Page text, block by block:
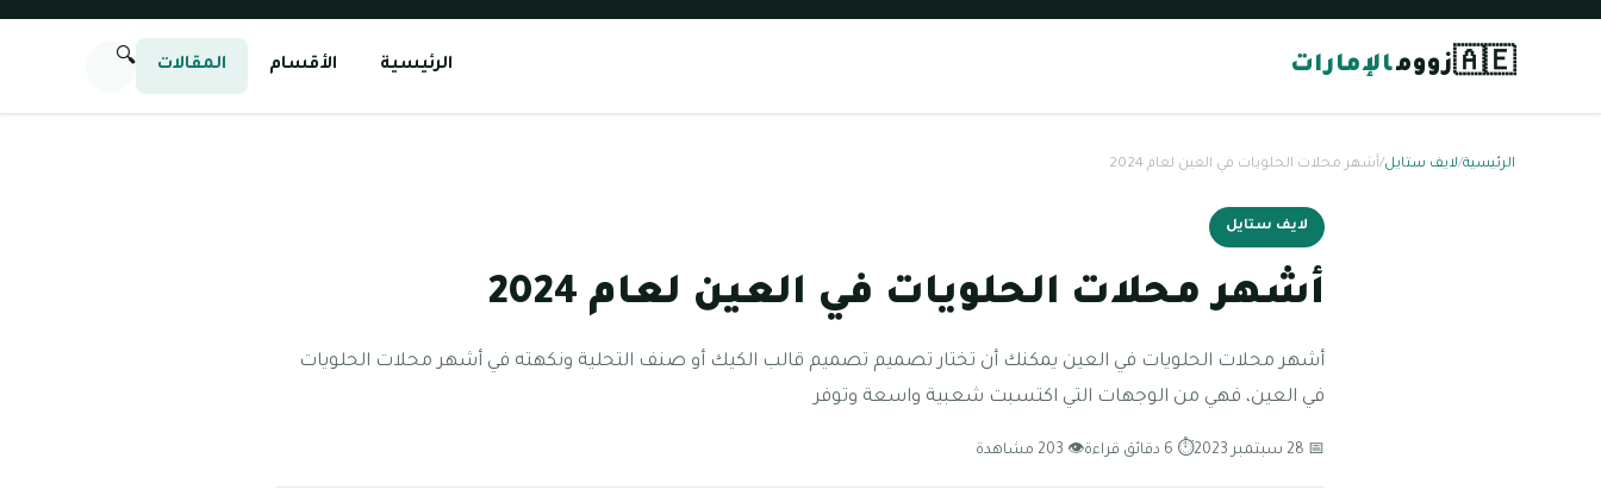
🇦🇪زوومالإمارات الرئيسية الأقسام المقالات 🔍
الرئيسية/لايف ستايل/أشهر محلات الحلويات في العين لعام 2024
لايف ستايل
أشهر محلات الحلويات في العين لعام 2024
أشهر محلات الحلويات في العين يمكنك أن تختار تصميم تصميم قالب الكيك أو صنف التحلية ونكهته في أشهر محلات الحلويات
في العين، فهي من الوجهات التي اكتسبت شعبية واسعة وتوفر
📅 28 سبتمبر 2023 ⏱ 6 دقائق قراءة 👁 203 مشاهدة